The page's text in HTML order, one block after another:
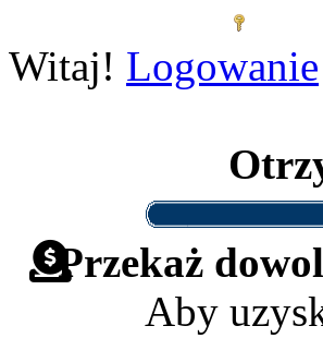
Witaj! Logowanie
Przekaż
Aby